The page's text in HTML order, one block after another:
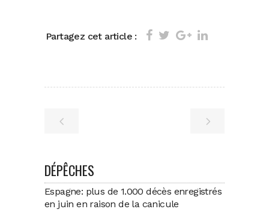
Partagez cet article :
DÉPÊCHES
Espagne: plus de 1.000 décès enregistrés
en juin en raison de la canicule